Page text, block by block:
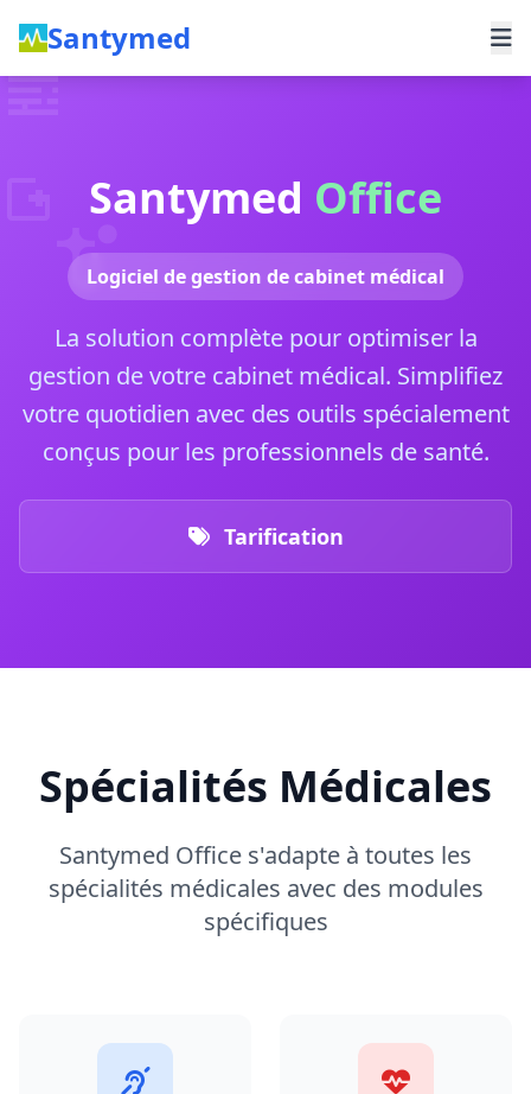
Santymed
Santymed Office
Logiciel de gestion de cabinet médical
La solution complète pour optimiser la
gestion de votre cabinet médical. Simplifiez
votre quotidien avec des outils spécialement
conçus pour les professionnels de santé.
Tarification
Spécialités Médicales
Santymed Office s'adapte à toutes les
spécialités médicales avec des modules
spécifiques